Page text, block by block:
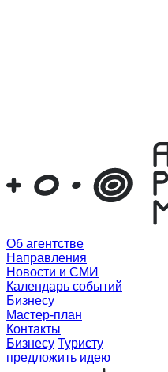
Об агентстве
Направления
Новости и СМИ
Календарь событий
Бизнесу
Мастер-план
Контакты
Бизнесу Туристу
предложить идею